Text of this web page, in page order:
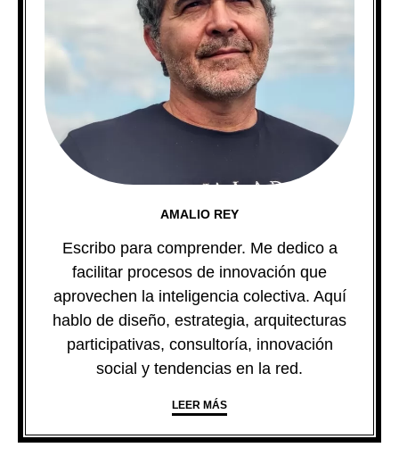
AMALIO REY
Escribo para comprender. Me dedico a
facilitar procesos de innovación que
aprovechen la inteligencia colectiva. Aquí
hablo de diseño, estrategia, arquitecturas
participativas, consultoría, innovación
social y tendencias en la red.
LEER MÁS